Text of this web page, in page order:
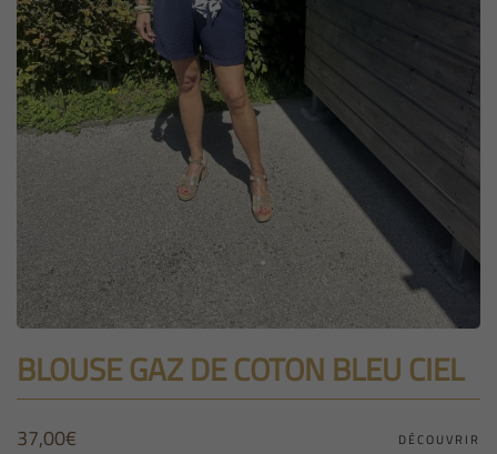
BLOUSE GAZ DE COTON BLEU CIEL
37,00€ DÉCOUVRIR